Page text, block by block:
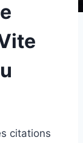
citations